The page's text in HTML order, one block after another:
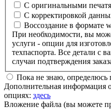
С оригинальными
С корректировкой
Воссоздание в формате
При необходимости, вы
услуги - опции для изготовления и подготовки
техпаспорта. Все детали с вами обсудит менеджер в
случаи подтверждения
Пока не знаю, определюсь
Дополнительная информация
опциях: здесь
Вложение файла (вы можете